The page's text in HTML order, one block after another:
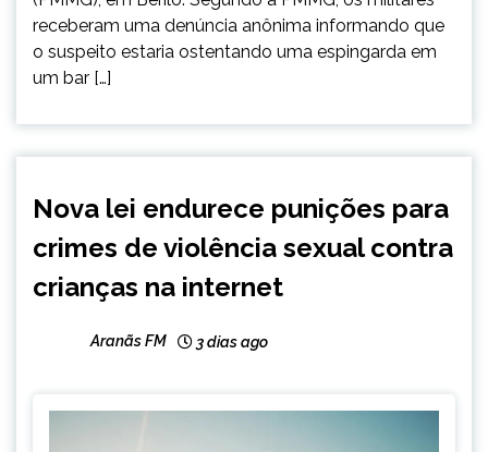
receberam uma denúncia anônima informando que
o suspeito estaria ostentando uma espingarda em
um bar […]
NOTÍCIAS
Nova lei endurece punições para
crimes de violência sexual contra
crianças na internet
Aranãs FM 3 dias ago